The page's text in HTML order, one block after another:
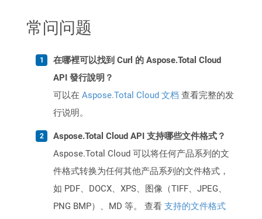
常问问题
在哪裡可以找到 Curl 的 Aspose.Total Cloud
API 發行說明？
可以在 Aspose.Total Cloud 文档 查看完整的发
行说明。
Aspose.Total Cloud API 支持哪些文件格式？
Aspose.Total Cloud 可以将任何产品系列的文
件格式转换为任何其他产品系列的文件格式，
如 PDF、DOCX、XPS、图像（TIFF、JPEG、
PNG BMP）、MD 等。 查看 支持的文件格式